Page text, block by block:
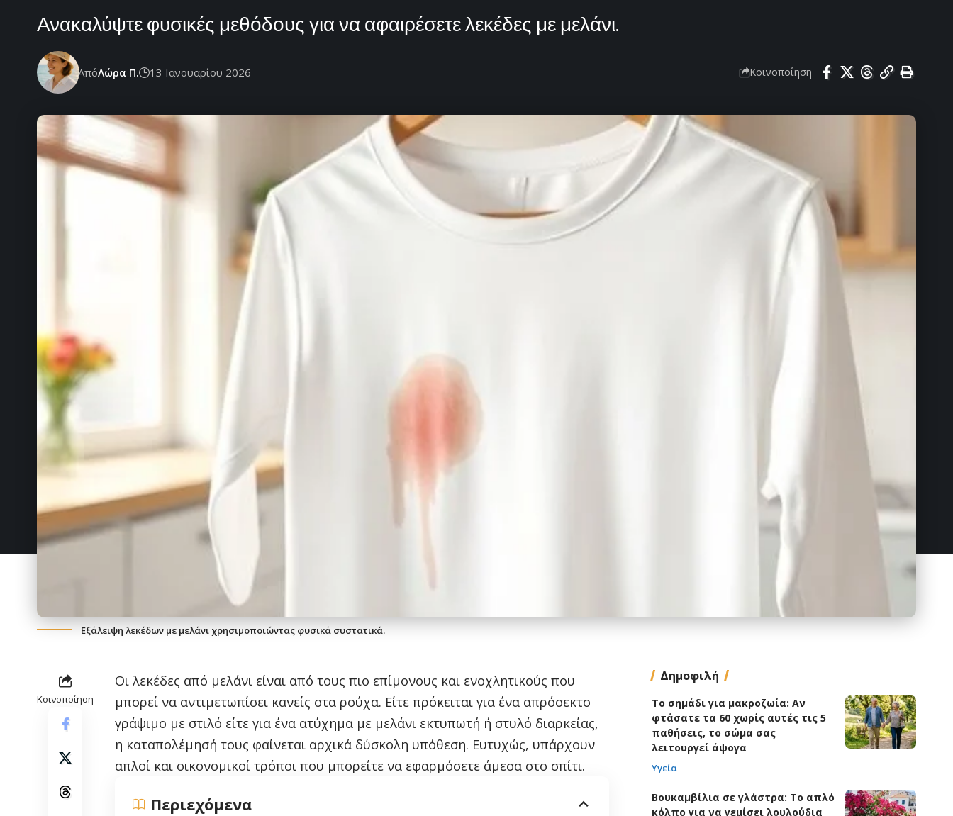
Ανακαλύψτε φυσικές μεθόδους για να αφαιρέσετε λεκέδες με μελάνι.
ΑπόΛώρα Π. 13 Ιανουαρίου 2026 Κοινοποίηση
Εξάλειψη λεκέδων με μελάνι χρησιμοποιώντας φυσικά συστατικά.
Κοινοποίηση
Οι λεκέδες από μελάνι είναι από τους πιο επίμονους και ενοχλητικούς που
μπορεί να αντιμετωπίσει κανείς στα ρούχα. Είτε πρόκειται για ένα απρόσεκτο
γράψιμο με στιλό είτε για ένα ατύχημα με μελάνι εκτυπωτή ή στυλό διαρκείας,
η καταπολέμησή τους φαίνεται αρχικά δύσκολη υπόθεση. Ευτυχώς, υπάρχουν
απλοί και οικονομικοί τρόποι που μπορείτε να εφαρμόσετε άμεσα στο σπίτι.
Περιεχόμενα
Δημοφιλή
Το σημάδι για μακροζωία: Αν
φτάσατε τα 60 χωρίς αυτές τις 5
παθήσεις, το σώμα σας
λειτουργεί άψογα
Υγεία
Βουκαμβίλια σε γλάστρα: Το απλό
κόλπο για να γεμίσει λουλούδια